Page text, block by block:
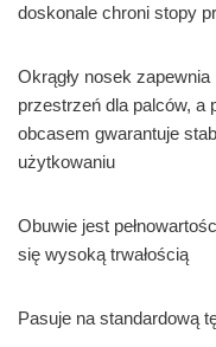
doskonale chroni stopy
Okrągły nosek
przestrzeń dla palców, a
obcasem gwarantuje
użytkowaniu
Obuwie jest
się wysoką trwałością
Pasuje na standardową